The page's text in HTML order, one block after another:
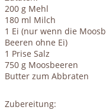
200 g Mehl
180 ml Milch
1 Ei (nur wenn die
Beeren ohne Ei)
1 Prise Salz
750 g Moosbeeren
Butter zum Abbraten
Zubereitung: